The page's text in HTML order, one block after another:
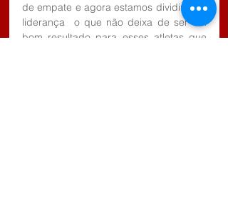
de empate e agora estamos dividindo a
liderança  o que não deixa de ser um
bom resultado para esses atletas que